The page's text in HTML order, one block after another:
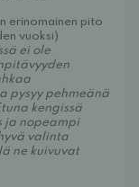
erinomainen pito
vuoksi)
ei ole
pysyy pehmeänä
kengissä
ja nopeampi
valinta
ne kuivuvat